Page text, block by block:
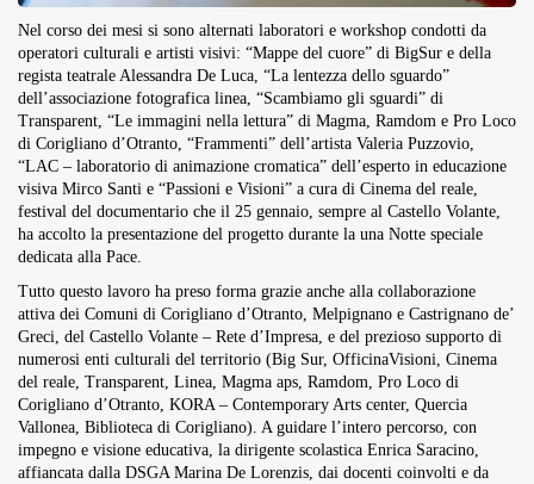
Nel corso dei mesi si sono alternati laboratori e workshop condotti da
operatori culturali e artisti visivi: “Mappe del cuore” di BigSur e della
regista teatrale Alessandra De Luca, “La lentezza dello sguardo”
dell’associazione fotografica linea, “Scambiamo gli sguardi” di
Transparent, “Le immagini nella lettura” di Magma, Ramdom e Pro Loco
di Corigliano d’Otranto, “Frammenti” dell’artista Valeria Puzzovio,
“LAC – laboratorio di animazione cromatica” dell’esperto in educazione
visiva Mirco Santi e “Passioni e Visioni” a cura di Cinema del reale,
festival del documentario che il 25 gennaio, sempre al Castello Volante,
ha accolto la presentazione del progetto durante la una Notte speciale
dedicata alla Pace.
Tutto questo lavoro ha preso forma grazie anche alla collaborazione
attiva dei Comuni di Corigliano d’Otranto, Melpignano e Castrignano de’
Greci, del Castello Volante – Rete d’Impresa, e del prezioso supporto di
numerosi enti culturali del territorio (Big Sur, OfficinaVisioni, Cinema
del reale, Transparent, Linea, Magma aps, Ramdom, Pro Loco di
Corigliano d’Otranto, KORA – Contemporary Arts center, Quercia
Vallonea, Biblioteca di Corigliano). A guidare l’intero percorso, con
impegno e visione educativa, la dirigente scolastica Enrica Saracino,
affiancata dalla DSGA Marina De Lorenzis, dai docenti coinvolti e da